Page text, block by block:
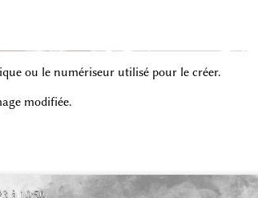
ou le numériseur utilisé pour le créer.
modifiée.
à 10:50.